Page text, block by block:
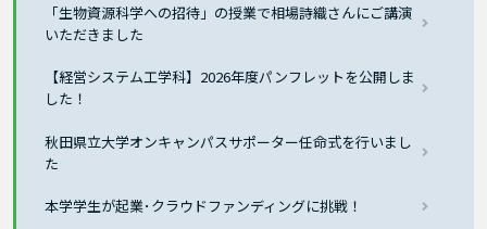
「生物資源科学への招待」の授業で相場詩織さんにご講演
いただきました
【経営システム工学科】2026年度パンフレットを公開しま
した！
秋田県立大学オンキャンパスサポーター任命式を行いまし
た
本学学生が起業･クラウドファンディングに挑戦！